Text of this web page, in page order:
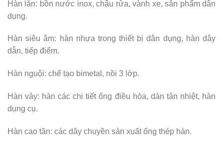
Hàn lăn: bồn nước inox, chậu rửa, vành xe, sản phẩm dân
dụng.
Hàn siêu âm: hàn nhựa trong thiết bị dân dụng, hàn dây
dẫn, tiếp điểm.
Hàn nguội: chế tạo bimetal, nồi 3 lớp.
Hàn vảy: hàn các chi tiết ống điều hòa, dàn tản nhiệt, hàn
dụng cụ.
Hàn cao tần: các dây chuyền sản xuất ống thép hàn.